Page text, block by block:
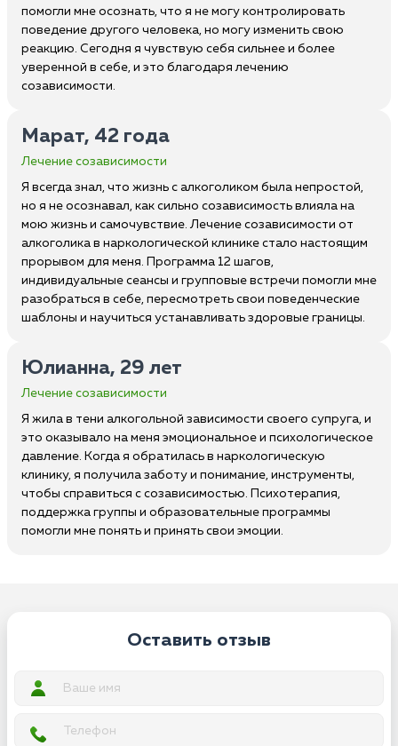
помогли мне осознать, что я не могу контролировать
поведение другого человека, но могу изменить свою
реакцию. Сегодня я чувствую себя сильнее и более
уверенной в себе, и это благодаря лечению
созависимости.
Марат, 42 года
Лечение созависимости
Я всегда знал, что жизнь с алкоголиком была непростой,
но я не осознавал, как сильно созависимость влияла на
мою жизнь и самочувствие. Лечение созависимости от
алкоголика в наркологической клинике стало настоящим
прорывом для меня. Программа 12 шагов,
индивидуальные сеансы и групповые встречи помогли мне
разобраться в себе, пересмотреть свои поведенческие
шаблоны и научиться устанавливать здоровые границы.
Юлианна, 29 лет
Лечение созависимости
Я жила в тени алкогольной зависимости своего супруга, и
это оказывало на меня эмоциональное и психологическое
давление. Когда я обратилась в наркологическую
клинику, я получила заботу и понимание, инструменты,
чтобы справиться с созависимостью. Психотерапия,
поддержка группы и образовательные программы
помогли мне понять и принять свои эмоции.
Оставить отзыв